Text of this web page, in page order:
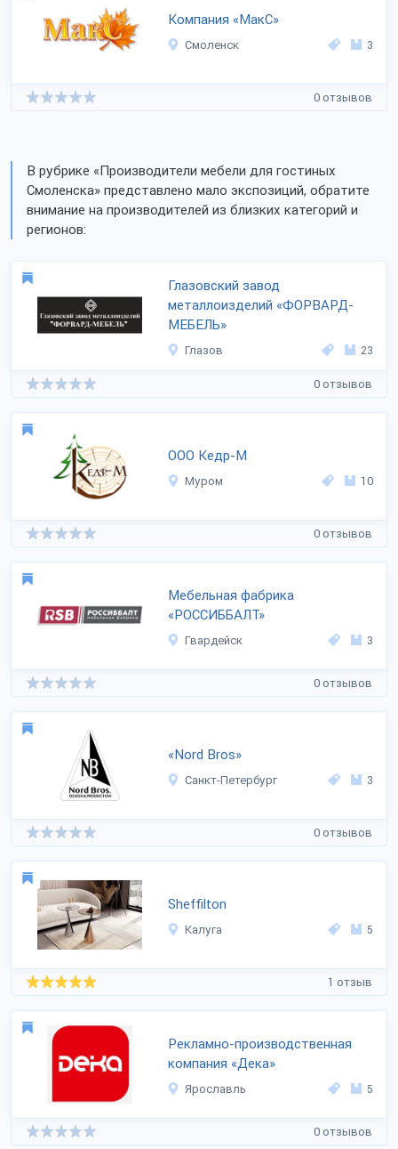
Компания «МакС»
Смоленск 3
0 отзывов
В рубрике «Производители мебели для гостиных
Смоленска» представлено мало экспозиций, обратите
внимание на производителей из близких категорий и
регионов:
Глазовский завод
металлоизделий «ФОРВАРД-
МЕБЕЛЬ»
Глазов 23
0 отзывов
ООО Кедр-М
Муром 10
0 отзывов
Мебельная фабрика
«РОССИББАЛТ»
Гвардейск 3
0 отзывов
«Nord Bros»
Санкт-Петербург 3
0 отзывов
Sheffilton
Калуга 5
1 отзыв
Рекламно-производственная
компания «Дека»
Ярославль 5
0 отзывов